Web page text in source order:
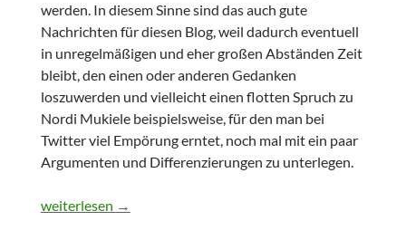
werden. In diesem Sinne sind das auch gute
Nachrichten für diesen Blog, weil dadurch eventuell
in unregelmäßigen und eher großen Abständen Zeit
bleibt, den einen oder anderen Gedanken
loszuwerden und vielleicht einen flotten Spruch zu
Nordi Mukiele beispielsweise, für den man bei
Twitter viel Empörung erntet, noch mal mit ein paar
Argumenten und Differenzierungen zu unterlegen.
Nicht nur eine Frage der Effizienz
weiterlesen →